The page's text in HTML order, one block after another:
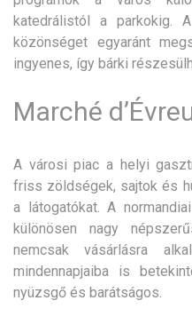
katedrálistól a parkokig.
közönséget egyaránt
ingyenes, így bárki
Marché
A városi piac a helyi
friss zöldségek, sajtok és
a látogatókat. A
különösen nagy
nemcsak vásárlásra
mindennapjaiba is
nyüzsgő és barátságos.